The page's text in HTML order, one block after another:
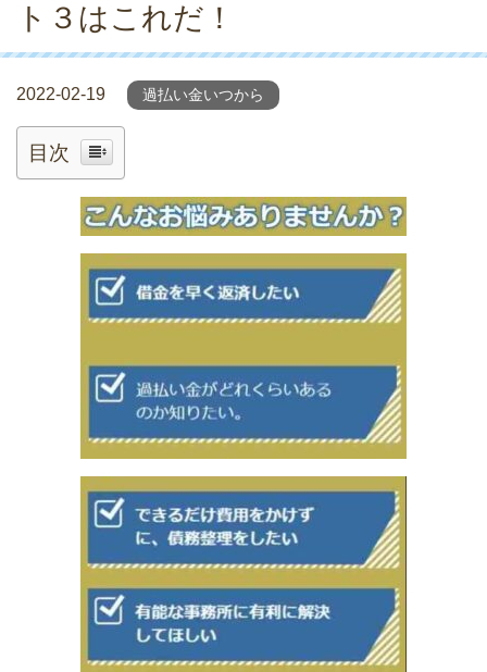
ト３はこれだ！
2022-02-19 過払い金いつから
目次